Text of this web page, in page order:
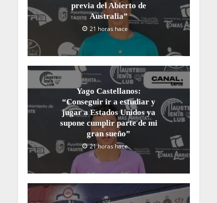
previa del Abierto de
Australia”
21 horas hace
Yago Castellanos:
“Conseguir ir a estudiar y
jugar a Estados Unidos ya
supone cumplir parte de mi
gran sueño”
21 horas hace